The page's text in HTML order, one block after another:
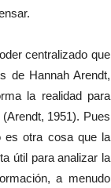
centralizado que
de Hannah Arendt,
la realidad para
1951). Pues
es otra cosa que la
útil para analizar la
a menudo